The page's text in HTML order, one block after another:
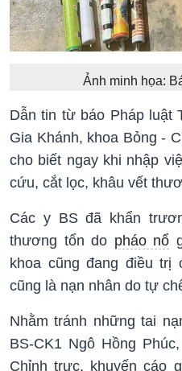
Ảnh minh họa:
Dẫn tin từ báo Pháp luật
Gia Khánh, khoa Bỏng -
cho biết ngay khi nhập
cứu, cắt lọc, khâu vết
Các y BS đã khẩn
thương tổn do pháo nổ
khoa cũng đang điều trị
cũng là nạn nhân do tự
Nhằm tránh những tai
BS-CK1 Ngô Hồng
Chỉnh trực, khuyến cáo